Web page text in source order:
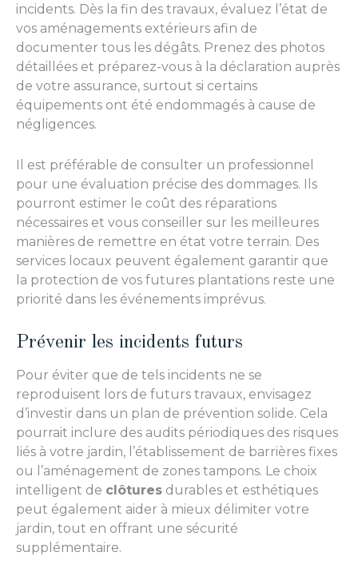
incidents. Dès la fin des travaux, évaluez l’état de
vos aménagements extérieurs afin de
documenter tous les dégâts. Prenez des photos
détaillées et préparez-vous à la déclaration auprès
de votre assurance, surtout si certains
équipements ont été endommagés à cause de
négligences.
Il est préférable de consulter un professionnel
pour une évaluation précise des dommages. Ils
pourront estimer le coût des réparations
nécessaires et vous conseiller sur les meilleures
manières de remettre en état votre terrain. Des
services locaux peuvent également garantir que
la protection de vos futures plantations reste une
priorité dans les événements imprévus.
Prévenir les incidents futurs
Pour éviter que de tels incidents ne se
reproduisent lors de futurs travaux, envisagez
d’investir dans un plan de prévention solide. Cela
pourrait inclure des audits périodiques des risques
liés à votre jardin, l’établissement de barrières fixes
ou l’aménagement de zones tampons. Le choix
intelligent de clôtures durables et esthétiques
peut également aider à mieux délimiter votre
jardin, tout en offrant une sécurité
supplémentaire.